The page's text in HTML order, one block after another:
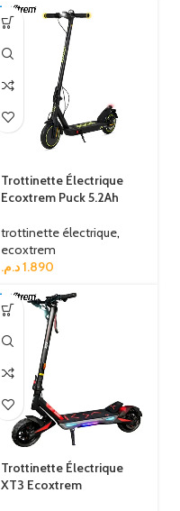
Trottinette Électrique
Ecoxtrem Puck 5.2Ah
trottinette électrique,
ecoxtrem
1.890د.م.
Trottinette Électrique
XT3 Ecoxtrem